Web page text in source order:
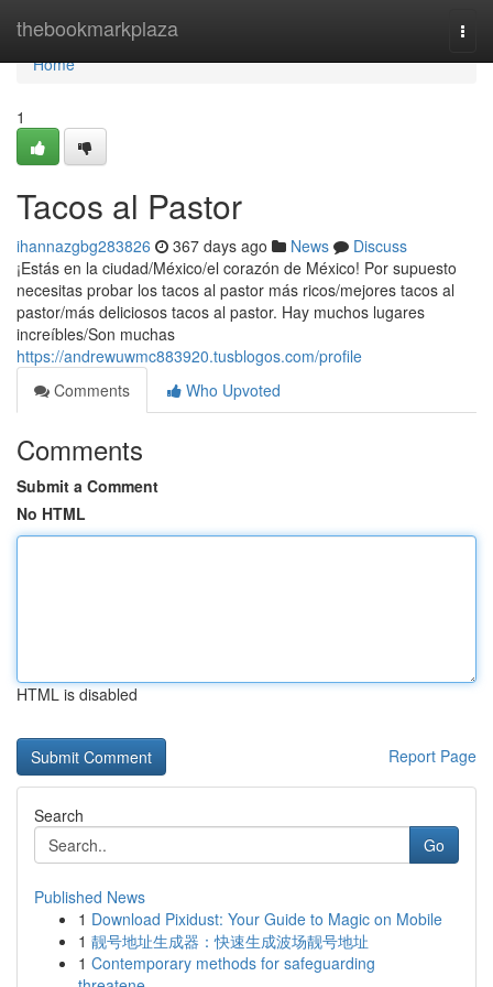
thebookmarkplaza
Home
Home
1
Tacos al Pastor
ihannazgbg283826 367 days ago News
Discuss
¡Estás en la ciudad/México/el corazón de México! Por supuesto
necesitas probar los tacos al pastor más ricos/mejores tacos al
pastor/más deliciosos tacos al pastor. Hay muchos lugares
increíbles/Son muchas
https://andrewuwmc883920.tusblogos.com/profile
Comments
Who Upvoted
Comments
Submit a Comment
No HTML
HTML is disabled
Report Page
Search
Go
Published News
1 Download Pixidust: Your Guide to Magic on Mobile
1 靓号地址生成器：快速生成波场靓号地址
1 Contemporary methods for safeguarding